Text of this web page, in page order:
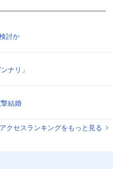
討か
ナリ」
結婚
クセスランキングをもっと見る